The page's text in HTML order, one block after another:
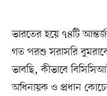
ভারতের হয়ে ৭৪টি
গত পরশু সরাসরি
ভাবছি, কীভাবে
অধিনায়ক ও প্রধান